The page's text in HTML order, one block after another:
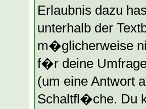
Erlaubnis dazu
unterhalb der
m�glicherweise
f�r deine
(um eine Antwort
Schaltfl�che. Du